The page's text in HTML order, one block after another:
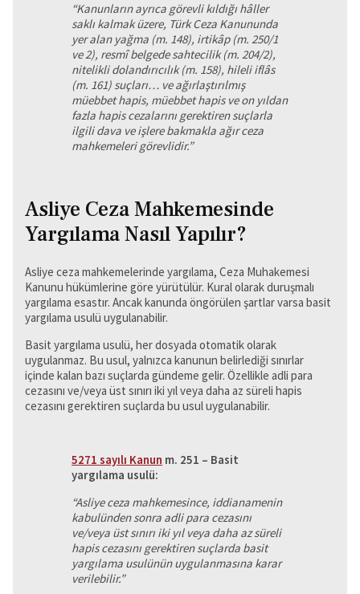
“Kanunlarınayrıca görevli kıldığı hâller
saklı kalmak üzere, Türk Ceza Kanununda
yer alan yağma (m. 148), irtikâp (m. 250/1
ve 2), resmî belgede sahtecilik (m. 204/2),
nitelikli dolandırıcılık (m. 158), hileli iflâs
(m. 161) suçları… ve ağırlaştırılmış
müebbet hapis, müebbet hapis ve on yıldan
fazla hapis cezalarını gerektiren suçlarla
ilgili dava ve işlere bakmakla ağır ceza
mahkemeleri görevlidir.”
Asliye Ceza Mahkemesinde
Yargılama Nasıl Yapılır?
Asliye ceza mahkemelerinde yargılama, Ceza Muhakemesi
Kanunu hükümlerine göre yürütülür. Kural olarak duruşmalı
yargılama esastır. Ancak kanunda öngörülen şartlar varsa basit
yargılama usulü uygulanabilir.
Basit yargılama usulü, her dosyada otomatik olarak
uygulanmaz. Bu usul, yalnızca kanunun belirlediği sınırlar
içinde kalan bazı suçlarda gündeme gelir. Özellikle adli para
cezasını ve/veya üst sınırı iki yıl veya daha az süreli hapis
cezasını gerektiren suçlarda bu usul uygulanabilir.
5271 sayılı Kanun m. 251 – Basit
yargılama usulü:
“Asliye ceza mahkemesince, iddianamenin
kabulünden sonra adli para cezasını
ve/veya üst sınırı iki yıl veya daha az süreli
hapis cezasını gerektiren suçlarda basit
yargılama usulünün uygulanmasına karar
verilebilir.”